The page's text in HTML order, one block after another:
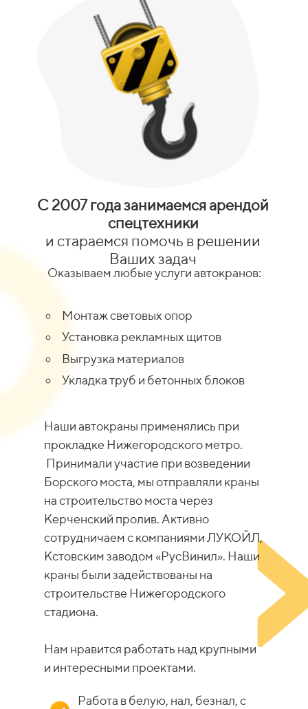
С 2007 года занимаемся арендой
спецтехники
и стараемся помочь в решении
Ваших задач
Оказываем любые услуги автокранов:
Монтаж световых опор
Установка рекламных щитов
Выгрузка материалов
Укладка труб и бетонных блоков
Наши автокраны применялись при
прокладке Нижегородского метро.
Принимали участие при возведении
Борского моста, мы отправляли краны
на строительство моста через
Керченский пролив. Активно
сотрудничаем с компаниями ЛУКОЙЛ,
Кстовским заводом «РусВинил». Наши
краны были задействованы на
строительстве Нижегородского
стадиона.
Нам нравится работать над крупными
и интересными проектами.
Работа в белую, нал, безнал, с